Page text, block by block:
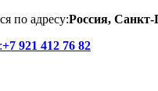
по адресу:Россия, Санкт-
+7 921 412 76 82